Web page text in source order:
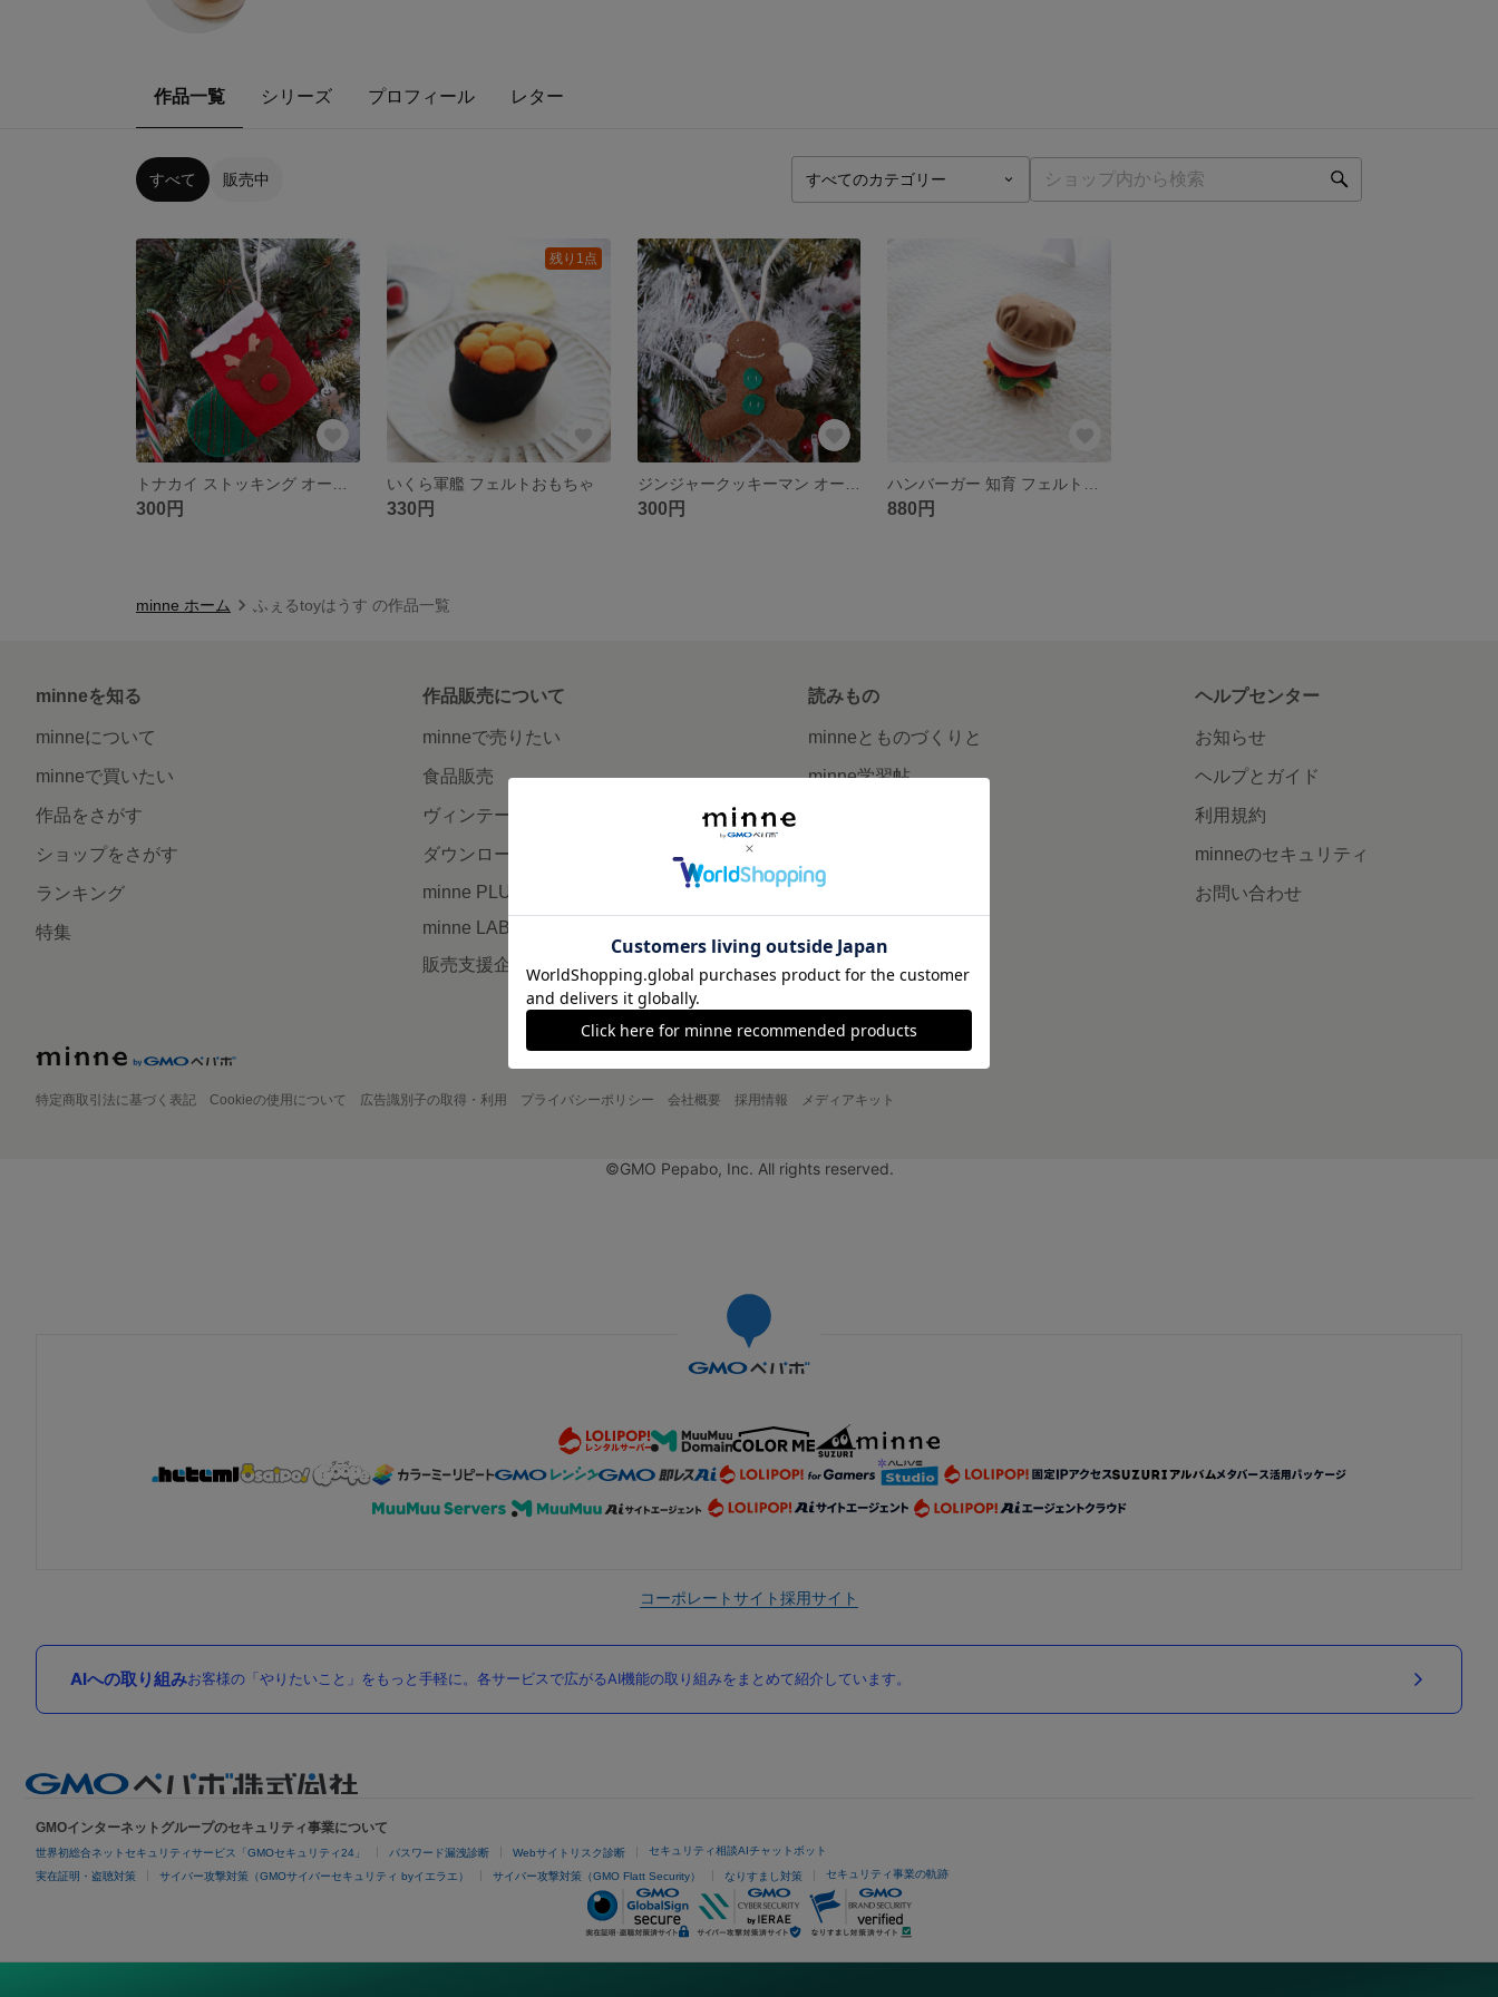
作品一覧 シリーズ プロフィール レター
すべて 販売中
300円
残り1点
いくら軍艦 フェルトおもちゃ
330円 300円 880円
minne ホーム ふぇるtoyはうす の作品一覧
minneを知る
minneについて
minneで買いたい
作品をさがす
ショップをさがす
ランキング
特集
作品販売について
minneで売りたい
食品販売
ヴィンテージ販売
ダウンロード販売
minne PLUS
minne LAB
販売支援企画・イベント
読みもの
minneとものづくりと
minne学習帖
広告出稿について
ヘルプセンター
お知らせ
ヘルプとガイド
利用規約
minneのセキュリティ
お問い合わせ
特定商取引法に基づく表記 Cookieの使用について 広告識別子の取得・利用 プライバシーポリシー 会社概要 採用情報 メディアキット
©GMO Pepabo, Inc. All rights reserved.
コーポレートサイト採用サイト
AIへの取り組みお客様の「やりたいこと」をもっと手軽に。各サービスで広がるAI機能の取り組みをまとめて紹介しています。
GMOインターネットグループのセキュリティ事業について
世界初総合ネットセキュリティサービス「GMOセキュリティ24」 パスワード漏洩診断 Webサイトリスク診断 セキュリティ相談AIチャットボット
実在証明・盗聴対策 サイバー攻撃対策（GMOサイバーセキュリティ byイエラエ） サイバー攻撃対策（GMO Flatt Security） なりすまし対策 セキュリティ事業の軌跡